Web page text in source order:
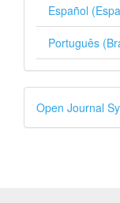
Español
Português
por
Open Journal